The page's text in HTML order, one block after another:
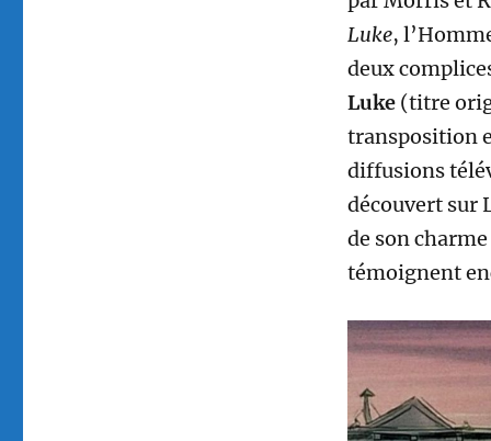
Luke,
deux
Luke(titre
transposition
diffusions
découvert sur
de son
témoignent